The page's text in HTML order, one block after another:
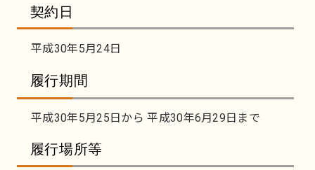
契約日
平成30年5月24日
履行期間
平成30年5月25日から 平成30年6月29日まで
履行場所等